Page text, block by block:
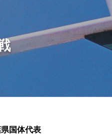
国体代表